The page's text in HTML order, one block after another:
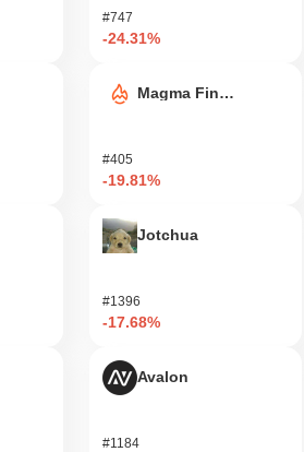
#747
-24.31%
Magma Finance
#405
-19.81%
Jotchua
#1396
-17.68%
Avalon
#1184